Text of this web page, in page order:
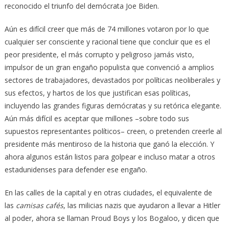
reconocido el triunfo del demócrata Joe Biden.
Aún es difícil creer que más de 74 millones votaron por lo que
cualquier ser consciente y racional tiene que concluir que es el
peor presidente, el más corrupto y peligroso jamás visto,
impulsor de un gran engaño populista que convenció a amplios
sectores de trabajadores, devastados por políticas neoliberales y
sus efectos, y hartos de los que justifican esas políticas,
incluyendo las grandes figuras demócratas y su retórica elegante.
Aún más difícil es aceptar que millones –sobre todo sus
supuestos representantes políticos– creen, o pretenden creerle al
presidente más mentiroso de la historia que ganó la elección. Y
ahora algunos están listos para golpear e incluso matar a otros
estadunidenses para defender ese engaño.
En las calles de la capital y en otras ciudades, el equivalente de
las camisas cafés, las milicias nazis que ayudaron a llevar a Hitler
al poder, ahora se llaman Proud Boys y los Bogaloo, y dicen que